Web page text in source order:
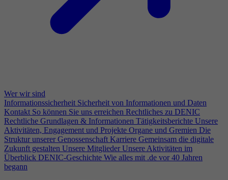
Wer wir sind
Informationssicherheit Sicherheit von Informationen und Daten
Kontakt So können Sie uns erreichen Rechtliches zu DENIC
Rechtliche Grundlagen & Informationen Tätigkeitsberichte Unsere
Aktivitäten, Engagement und Projekte Organe und Gremien Die
Struktur unserer Genossenschaft Karriere Gemeinsam die digitale
Zukunft gestalten Unsere Mitglieder Unsere Aktivitäten im
Überblick DENIC-Geschichte Wie alles mit .de vor 40 Jahren
begann